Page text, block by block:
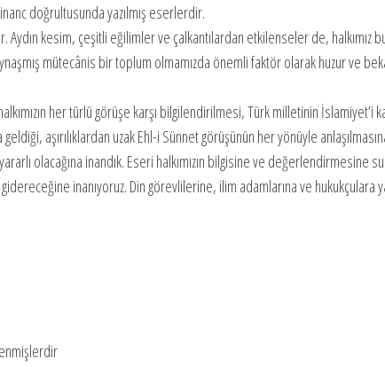
doğrultusunda yazılmış eserlerdir.
kesim, çeşitli eğilimler ve çalkantılardan etkilenseler de, halkımız
mütecânis bir toplum olmamızda önemli faktör olarak huzur ve
her türlü görüşe karşı bilgilendirilmesi, Türk milletinin İslamiyet’i
aşırılıklardan uzak Ehl-i Sünnet görüşünün her yönüyle
olacağına inandık. Eseri halkımızın bilgisine ve değerlendirmesine
inanıyoruz. Din görevlilerine, ilim adamlarına ve hukukçulara